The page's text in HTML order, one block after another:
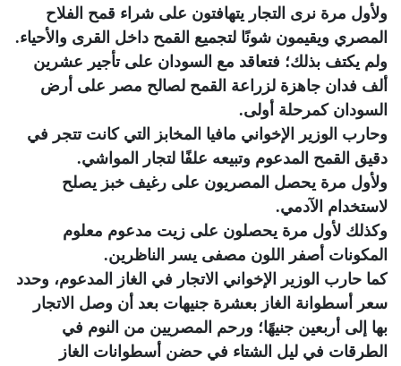
ولأول مرة نرى التجار يتهافتون على شراء قمح الفلاح
المصري ويقيمون شونًا لتجميع القمح داخل القرى والأحياء.
ولم يكتف بذلك؛ فتعاقد مع السودان على تأجير عشرين
ألف فدان جاهزة لزراعة القمح لصالح مصر على أرض
السودان كمرحلة أولى.
وحارب الوزير الإخواني مافيا المخابز التي كانت تتجر في
دقيق القمح المدعوم وتبيعه علفًا لتجار المواشي.
ولأول مرة يحصل المصريون على رغيف خبز يصلح
لاستخدام الآدمي.
وكذلك لأول مرة يحصلون على زيت مدعوم معلوم
المكونات أصفر اللون مصفى يسر الناظرين.
كما حارب الوزير الإخواني الاتجار في الغاز المدعوم، وحدد
سعر أسطوانة الغاز بعشرة جنيهات بعد أن وصل الاتجار
بها إلى أربعين جنيهًا؛ ورحم المصريين من النوم في
الطرقات في ليل الشتاء في حضن أسطوانات الغاز